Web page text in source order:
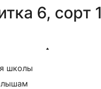
6, сорт 1
школы